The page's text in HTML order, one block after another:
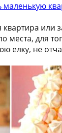
маленькую
квартира или
места, для
елку, не